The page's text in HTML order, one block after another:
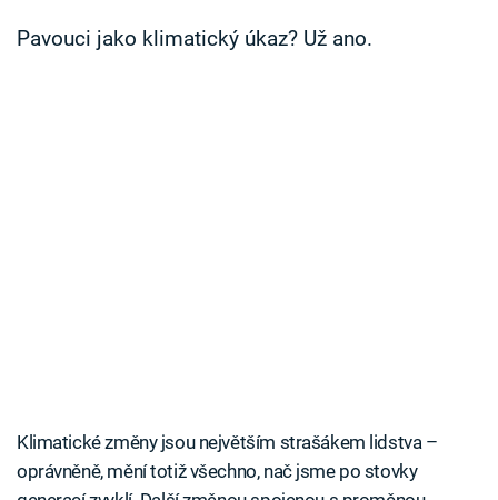
Pavouci jako klimatický úkaz? Už ano.
Klimatické změny jsou největším strašákem lidstva –
oprávněně, mění totiž všechno, nač jsme po stovky